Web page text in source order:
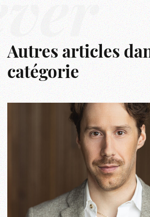
Autres articles
catégorie